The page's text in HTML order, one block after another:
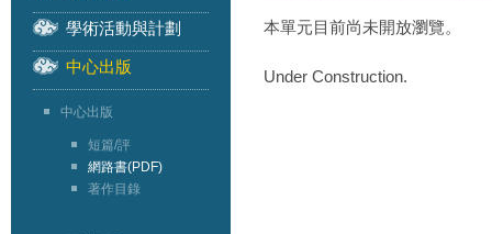
學術活動與計劃
中心出版
中心出版
短篇/評
網路書(PDF)
著作目錄
本單元目前尚未開放瀏覽。
Under Construction.